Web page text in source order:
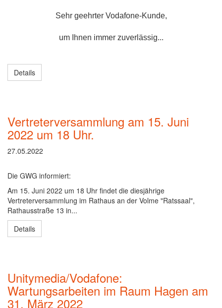
Sehr geehrter Vodafone-Kunde,
um Ihnen immer zuverlässig...
Details
Vertreterversammlung am 15. Juni
2022 um 18 Uhr.
27.05.2022
Die GWG informiert:
Am 15. Juni 2022 um 18 Uhr findet die diesjährige
Vertreterversammlung im Rathaus an der Volme "Ratssaal",
Rathausstraße 13 in...
Details
Unitymedia/Vodafone:
Wartungsarbeiten im Raum Hagen am
31. März 2022